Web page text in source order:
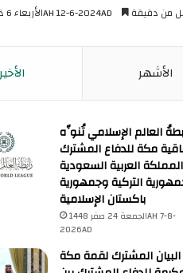
الأربعاء 6 ذو الحجة 1445AH 12-6-2024AD من دقيقة
الأشهر
العالم الإسلامي تُنوِّه
مكة للدفاع المشترك
العربية السعودية
التركية وجمهورية
باكستان الإسلامية
الجمعة 24 صفر 1448AH 7-8-
2026AD
البيان المشترك لقمة مكة